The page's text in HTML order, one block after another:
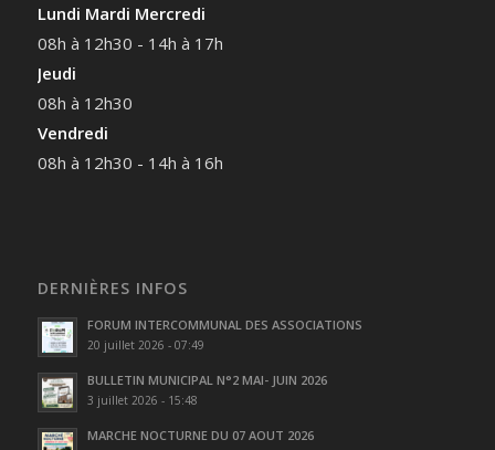
Lundi Mardi Mercredi
08h à 12h30 - 14h à 17h
Jeudi
08h à 12h30
Vendredi
08h à 12h30 - 14h à 16h
DERNIÈRES INFOS
FORUM INTERCOMMUNAL DES ASSOCIATIONS
20 juillet 2026 - 07:49
BULLETIN MUNICIPAL N°2 MAI- JUIN 2026
3 juillet 2026 - 15:48
MARCHE NOCTURNE DU 07 AOUT 2026